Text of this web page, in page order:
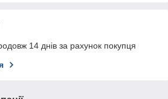
14 днів за рахунок покупця